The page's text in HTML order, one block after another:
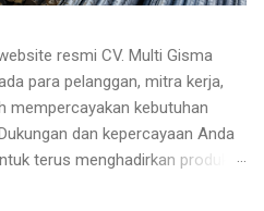
resmi CV. Multi Gisma
para pelanggan, mitra kerja,
mempercayakan kebutuhan
dan kepercayaan Anda
terus menghadirkan produk